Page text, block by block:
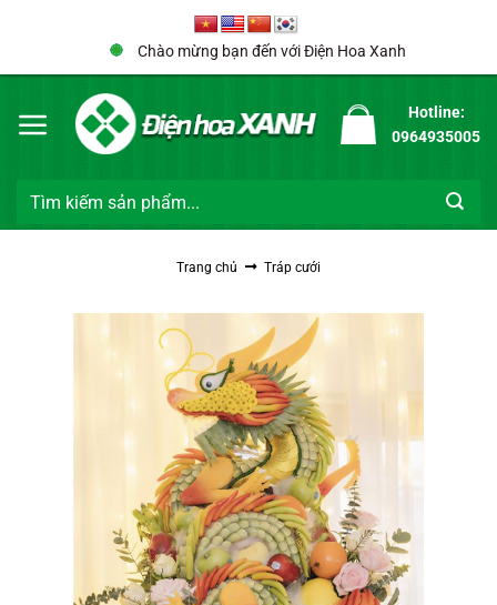
Chào mừng bạn đến với Điện Hoa Xanh
Hotline:
0964935005
Tìm
Trang chủ Tráp cưới